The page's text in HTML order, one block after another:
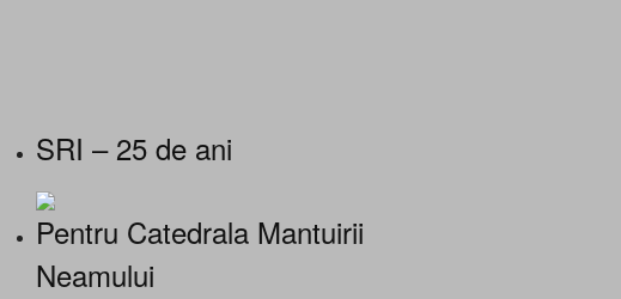
SRI – 25 de ani
Pentru Catedrala Mantuirii
Neamului